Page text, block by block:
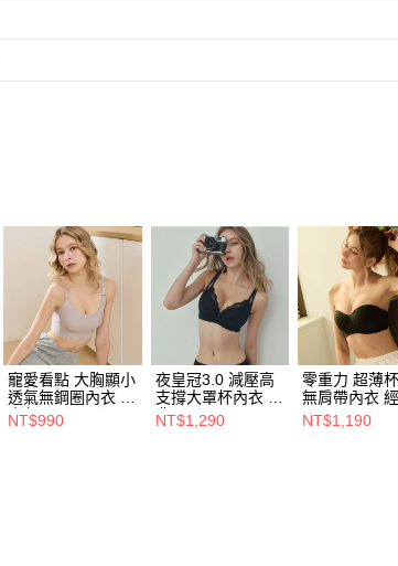
寵愛看點 大胸顯小
透氣無鋼圈內衣 月
光灰(M-4L)【2L預
購】
NT$990
夜皇冠3.0 減壓高
支撐大罩杯內衣 經
典黑( E-G )
NT$1,290
零重力 超薄
無肩帶內衣 經
(D-F)
NT$1,190